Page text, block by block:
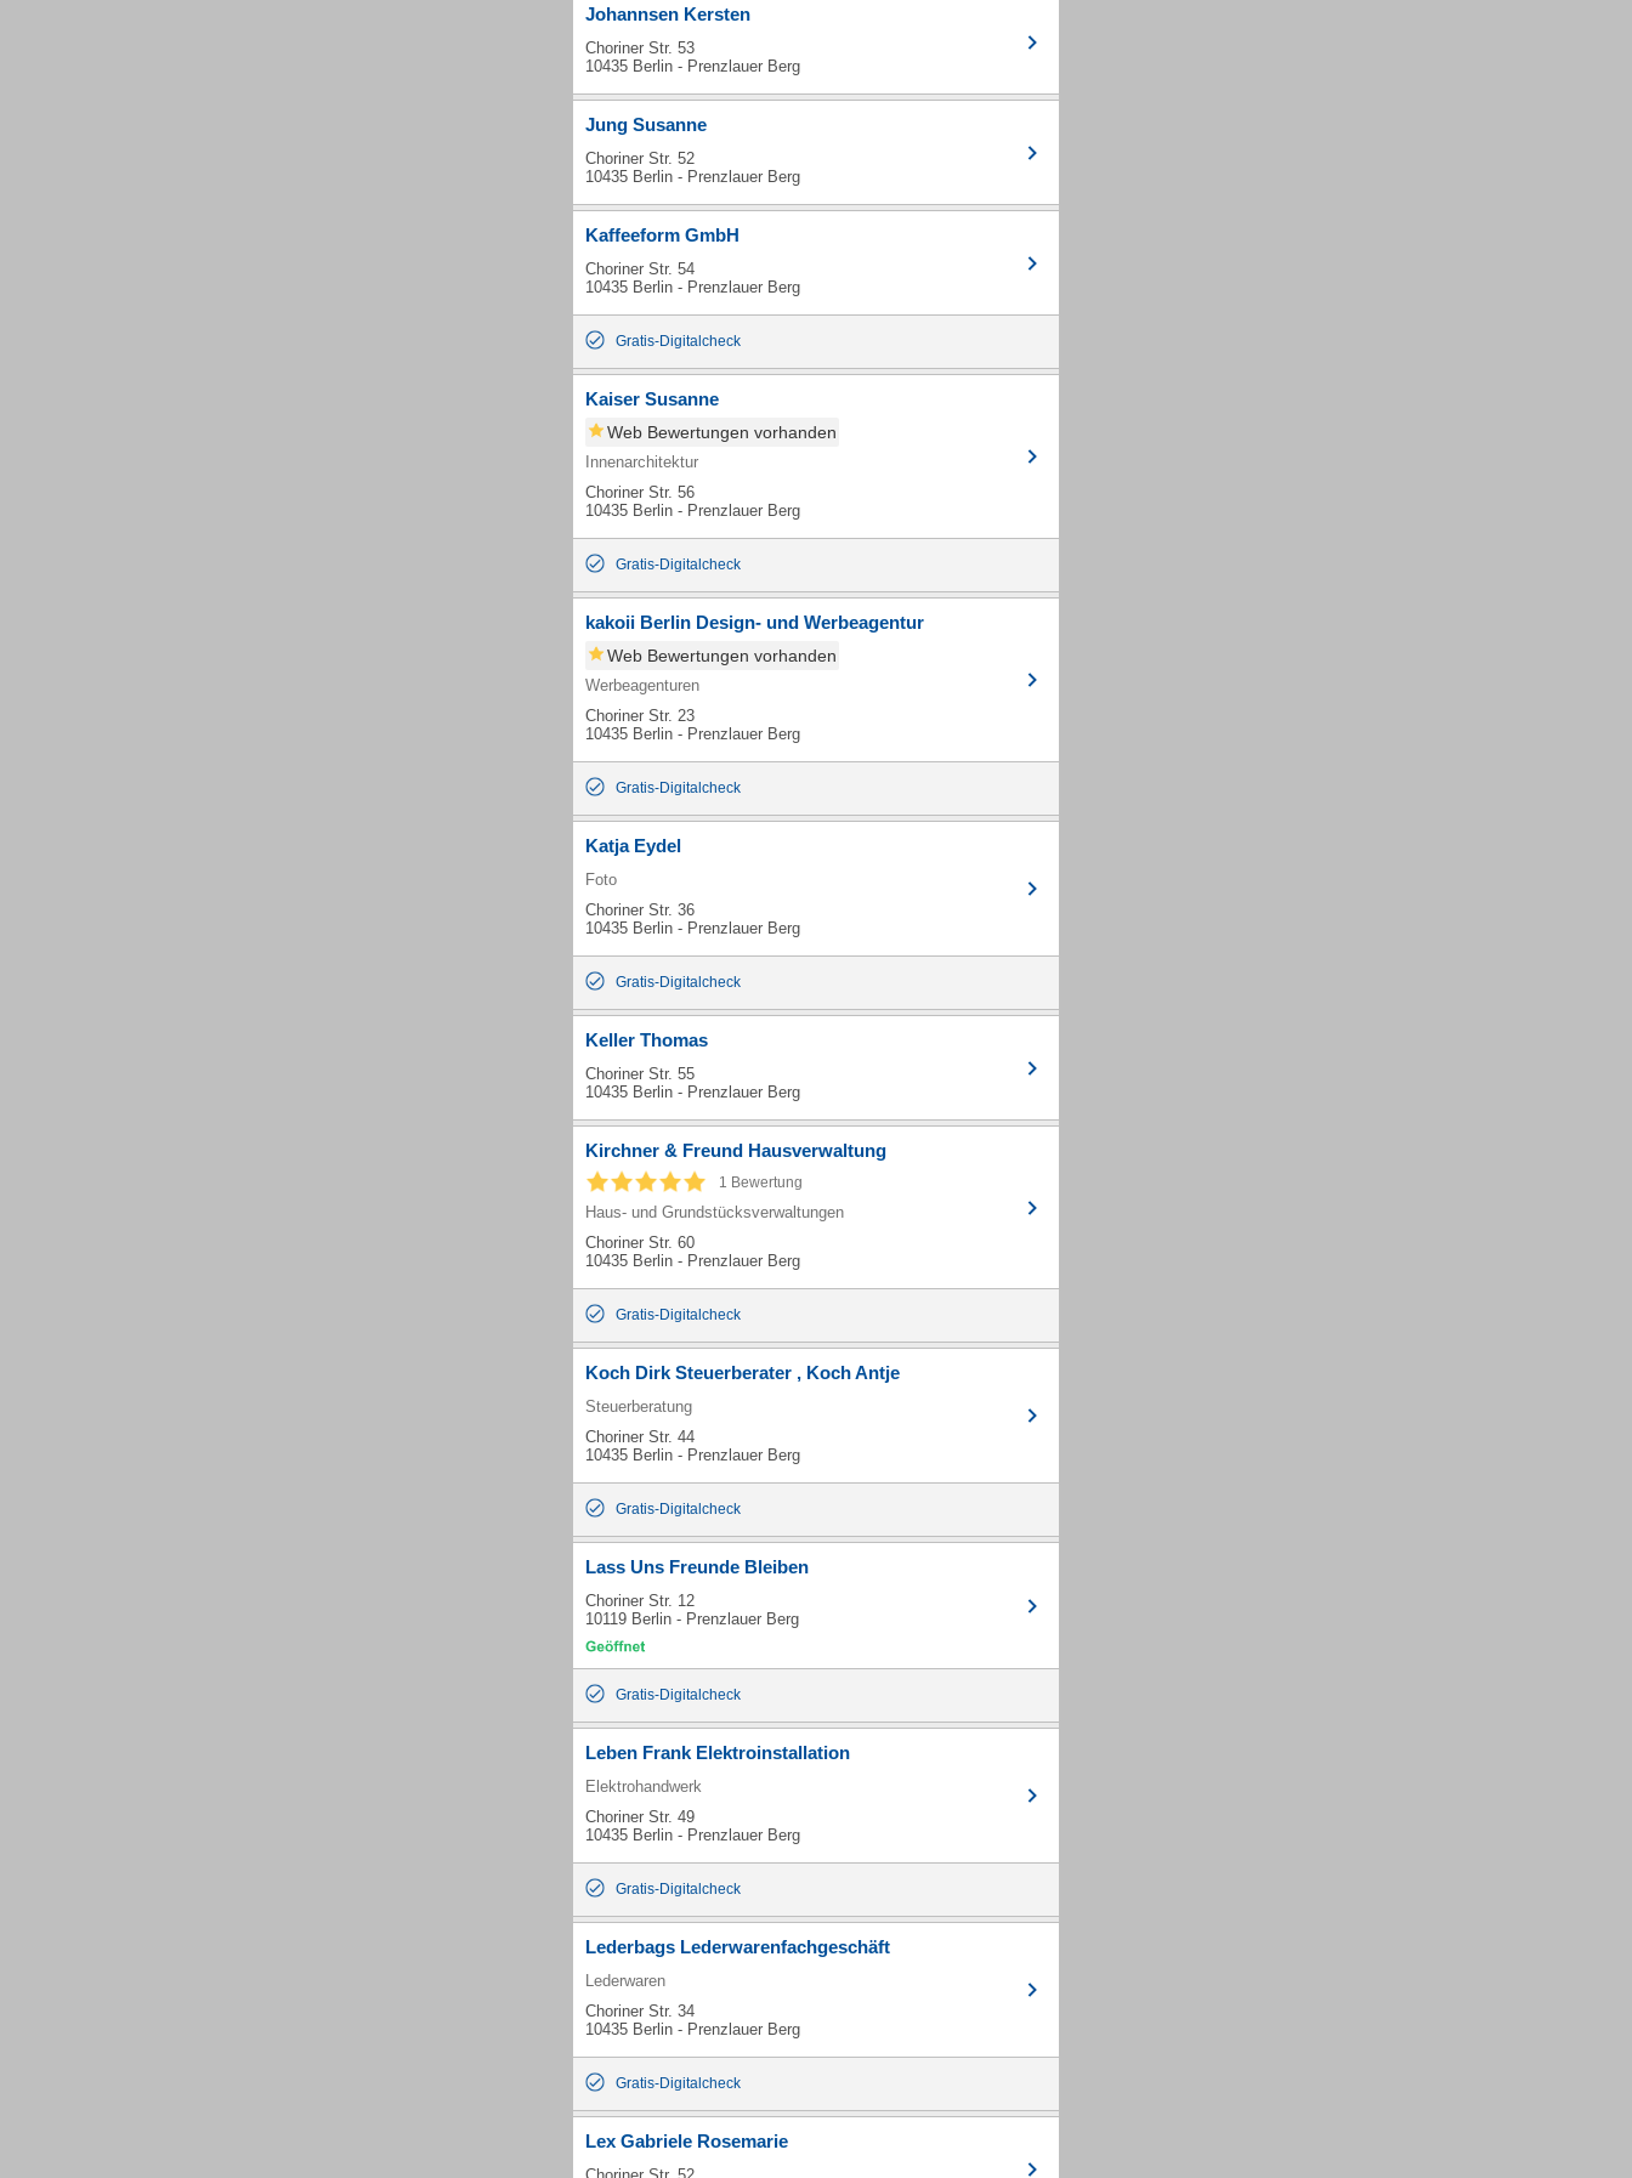
Johannsen Kersten
Choriner Str. 53
10435 Berlin - Prenzlauer Berg
Jung Susanne
Choriner Str. 52
10435 Berlin - Prenzlauer Berg
Kaffeeform GmbH
Choriner Str. 54
10435 Berlin - Prenzlauer Berg
Gratis-Digitalcheck
Kaiser Susanne
Web Bewertungen vorhanden
Innenarchitektur
Choriner Str. 56
10435 Berlin - Prenzlauer Berg
Gratis-Digitalcheck
kakoii Berlin Design- und Werbeagentur
Web Bewertungen vorhanden
Werbeagenturen
Choriner Str. 23
10435 Berlin - Prenzlauer Berg
Gratis-Digitalcheck
Katja Eydel
Foto
Choriner Str. 36
10435 Berlin - Prenzlauer Berg
Gratis-Digitalcheck
Keller Thomas
Choriner Str. 55
10435 Berlin - Prenzlauer Berg
Kirchner & Freund Hausverwaltung
1 Bewertung
Haus- und Grundstücksverwaltungen
Choriner Str. 60
10435 Berlin - Prenzlauer Berg
Gratis-Digitalcheck
Koch Dirk Steuerberater , Koch Antje
Steuerberatung
Choriner Str. 44
10435 Berlin - Prenzlauer Berg
Gratis-Digitalcheck
Lass Uns Freunde Bleiben
Choriner Str. 12
10119 Berlin - Prenzlauer Berg
Gratis-Digitalcheck
Leben Frank Elektroinstallation
Elektrohandwerk
Choriner Str. 49
10435 Berlin - Prenzlauer Berg
Gratis-Digitalcheck
Lederbags Lederwarenfachgeschäft
Lederwaren
Choriner Str. 34
10435 Berlin - Prenzlauer Berg
Gratis-Digitalcheck
Lex Gabriele Rosemarie